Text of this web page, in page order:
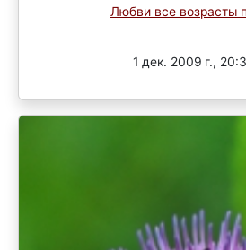
Любви все возрасты
1 дек. 2009 г.,